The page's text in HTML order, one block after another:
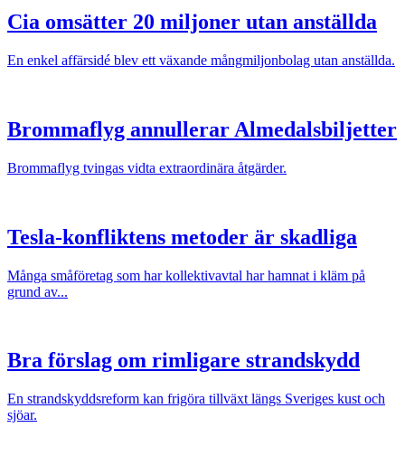
Cia omsätter 20 miljoner utan anställda
En enkel affärsidé blev ett växande mångmiljonbolag utan anställda.
Brommaflyg annullerar Almedalsbiljetter
Brommaflyg tvingas vidta extraordinära åtgärder.
Tesla-konfliktens metoder är skadliga
Många småföretag som har kollektivavtal har hamnat i kläm på
grund av...
Bra förslag om rimligare strandskydd
En strandskyddsreform kan frigöra tillväxt längs Sveriges kust och
sjöar.